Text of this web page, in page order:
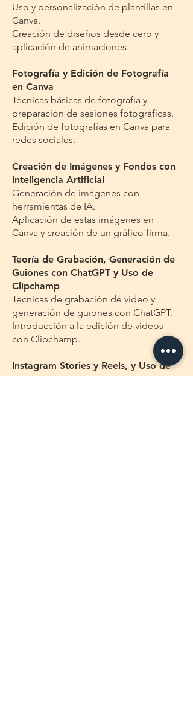
Uso y personalización de plantillas en
Canva.
Creación de diseños desde cero y
aplicación de animaciones.
Fotografía y Edición de Fotografía
en Canva
Técnicas básicas de fotografía y
preparación de sesiones fotográficas.
Edición de fotografías en Canva para
redes sociales.
Creación de Imágenes y Fondos con
Inteligencia Artificial
Generación de imágenes con
herramientas de IA.
Aplicación de estas imágenes en
Canva y creación de un gráfico firma.
Teoría de Grabación, Generación de
Guiones con ChatGPT y Uso de
Clipchamp
Técnicas de grabación de video y
generación de guiones con ChatGPT.
Introducción a la edición de videos
con Clipchamp.
Instagram Stories y Reels, y Uso de
CapCut